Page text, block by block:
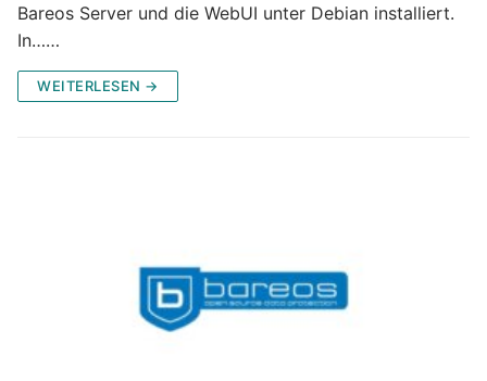
Bareos Server und die WebUI unter Debian installiert.
In……
WEITERLESEN →